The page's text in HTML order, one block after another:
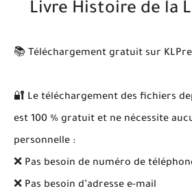
Livre Histoire de la
📚 Téléchargement gratuit sur
🔐 Le téléchargement des fichiers
est 100 % gratuit et ne nécessite
personnelle :
❌ Pas besoin de numéro de
❌ Pas besoin d’adresse e-mail